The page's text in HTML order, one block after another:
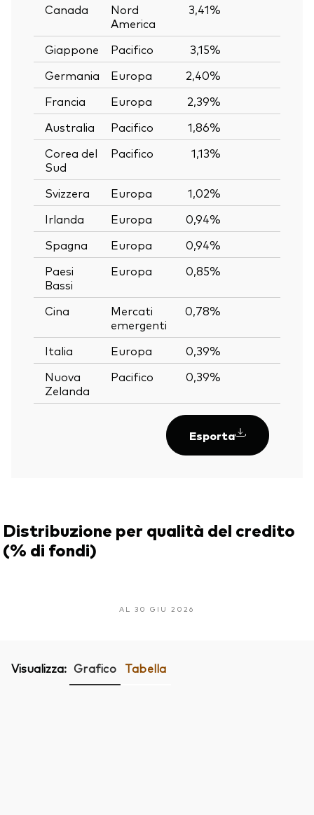
Canada
Nord
America
3,41%
Giappone Pacifico 3,15%
Germania
Europa 2,40%
Francia
Europa 2,39%
Australia
Pacifico 1,86%
Corea del
Sud
Pacifico 1,13%
Svizzera Europa 1,02%
Irlanda
Europa 0,94%
Spagna
Europa 0,94%
Paesi
Bassi
Europa 0,85%
Cina
Mercati
emergenti
0,78%
Italia Europa 0,39%
Nuova
Zelanda
Pacifico 0,39%
Esporta
Distribuzione per qualità del credito
(% di fondi)
AL 30 GIU 2026
Visualizza: Grafico Tabella